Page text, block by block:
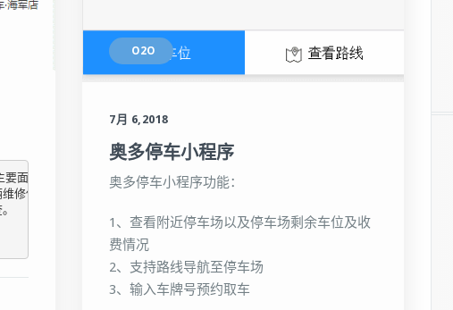
面广大二手车商、汽车电商、金融平台、
修保养记录及相关车况信息查询服务，
O2O
7月 6,2018
奥多停车小程序
奥多停车小程序功能：
1、查看附近停车场以及停车场剩余车位及收
费情况
2、支持路线导航至停车场
3、输入车牌号预约取车